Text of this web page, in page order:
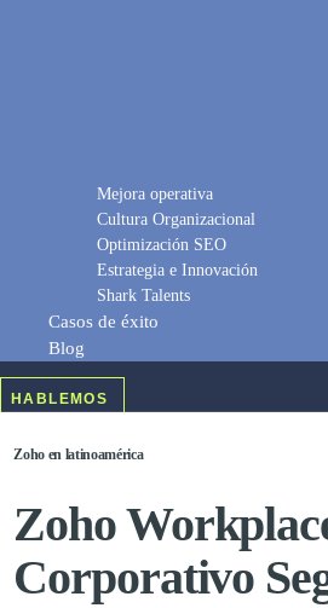
Mejora operativa
Cultura Organizacional
Optimización SEO
Estrategia e Innovación
Shark Talents
Casos de éxito
Blog
HABLEMOS
Zoho en latinoamérica
Zoho
Corporativo